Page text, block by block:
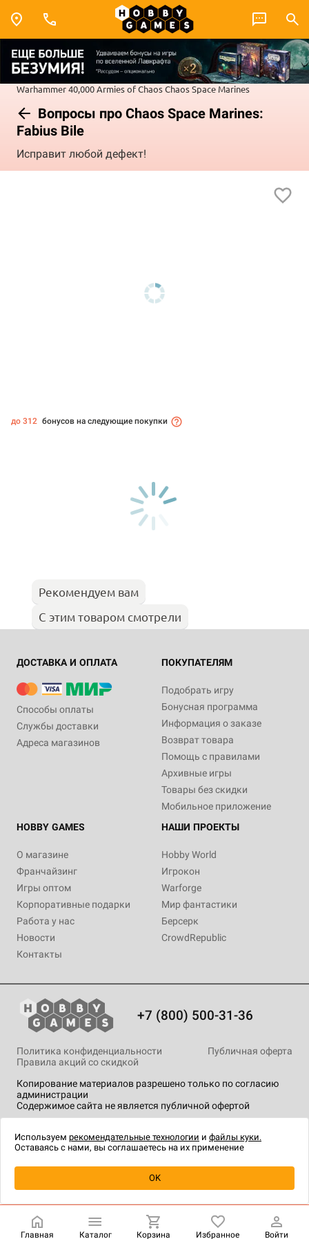
Warhammer 40,000Armies of ChaosChaos Space Marines
Вопросы про Chaos Space Marines:
Fabius Bile
Исправит любой дефект!
Уведомить о наличии
до 312 бонусов на следующие покупки
Рекомендуем вам
С этим товаром смотрели
ДОСТАВКА И ОПЛАТА
Способы оплаты
Службы доставки
Адреса магазинов
ПОКУПАТЕЛЯМ
Подобрать игру
Бонусная программа
Информация о заказе
Возврат товара
Помощь с правилами
Архивные игры
Товары без скидки
Мобильное приложение
HOBBY GAMES
О магазине
Франчайзинг
Игры оптом
Корпоративные подарки
Работа у нас
Новости
Контакты
НАШИ ПРОЕКТЫ
Hobby World
Игрокон
Warforge
Мир фантастики
Берсерк
CrowdRepublic
+7 (800) 500-31-36
Копирование материалов разрешено только по согласию
администрации
Содержимое сайта не является публичной офертой
Политика конфиденциальности
Публичная оферта
Правила акций со скидкой
технологии.
Главная Каталог Корзина Избранное Войти
Используем рекомендательные технологии и файлы куки.
Оставаясь с нами, вы соглашаетесь на их применение
OK